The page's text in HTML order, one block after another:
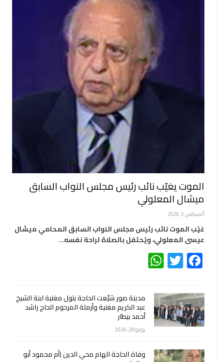
الموت يغيّب نائب رئيس مجلس النواب السابق
ميشال المعلولي
أغسطس 5, 2026
غيّب الموت نائب رئيس مجلس النواب السابق المحامي ميشال
عيسى المعلولي، ويُحتفل بالصلاة لراحة نفسه…
Facebook
Twitter
مدينة صور شيّعت الحاجة بتول مغنية ابنة الشيخ
عبد الكريم مغنية وأرملة المرحوم الحاج راشد
أحمد بيطار
يوليو 28, 2026
وفاة الحاجة الهام محي الدين (أم محمود أبو